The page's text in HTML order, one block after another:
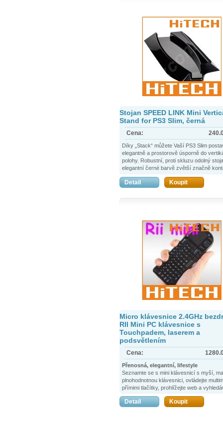
Stojan SPEED LINK Mini
Stand for PS3 Slim, černá
Cena:
Díky „Stack“ můžete Vaší PS3 Slim
elegantně a prostorově úsporně do
polohy. Robustní, proti skluzu odolný
elegantní černé barvě zvětší značně
bezpečné postavení. Sametově hebká
designově přizpůsoben PS3 Slim a velice
Detail Koupit
Micro klávesnice 2.4GHz
RII Mini PC klávesnice s
Touchpadem, laserem a
podsvětlením
Cena:
Přenosná, elegantní, lifestyle
Seznamte se s mini klávesnicí s myší,
plnohodnotnou klávesnici, ovládejte
přímimi tlačítky, prohlížejte web a
text, chatujte na ICQ nebo na Facebooku
jste museli opustit váši pohovku.
Detail Koupit